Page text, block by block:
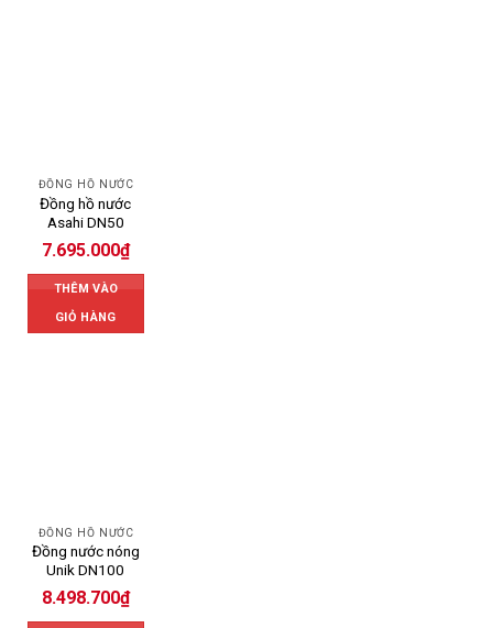
ĐỒNG HỒ NƯỚC
Đồng hồ nước
Asahi DN50
7.695.000₫
THÊM VÀO
GIỎ HÀNG
ĐỒNG HỒ NƯỚC
Đồng nước nóng
Unik DN100
8.498.700₫